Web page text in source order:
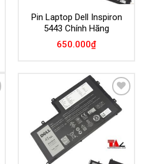
Pin Laptop Dell Inspiron
5443 Chính Hãng
650.000₫
Add to
Wishlist